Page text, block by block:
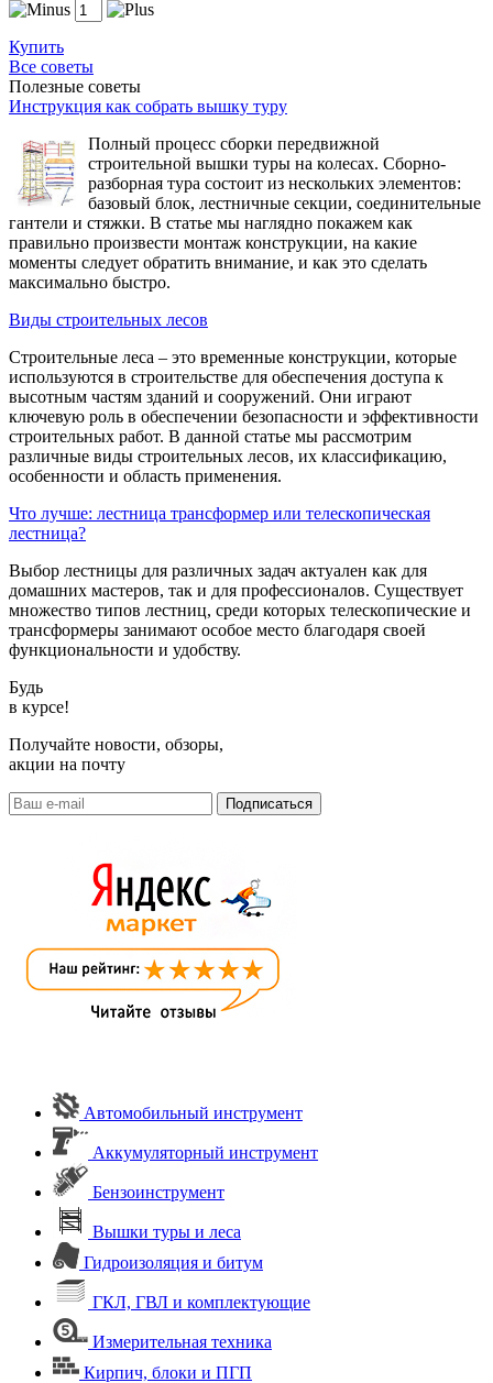
Купить
Все советы
Полезные советы
Инструкция как собрать вышку туру
Полный процесс сборки передвижной
строительной вышки туры на колесах. Сборно-
разборная тура состоит из нескольких элементов:
базовый блок, лестничные секции, соединительные
гантели и стяжки. В статье мы наглядно покажем как
правильно произвести монтаж конструкции, на какие
моменты следует обратить внимание, и как это сделать
максимально быстро.
Виды строительных лесов
Строительные леса – это временные конструкции, которые
используются в строительстве для обеспечения доступа к
высотным частям зданий и сооружений. Они играют
ключевую роль в обеспечении безопасности и эффективности
строительных работ. В данной статье мы рассмотрим
различные виды строительных лесов, их классификацию,
особенности и область применения.
Что лучше: лестница трансформер или телескопическая
лестница?
Выбор лестницы для различных задач актуален как для
домашних мастеров, так и для профессионалов. Существует
множество типов лестниц, среди которых телескопические и
трансформеры занимают особое место благодаря своей
функциональности и удобству.
Будь
в курсе!
Получайте новости, обзоры,
акции на почту
Автомобильный инструмент
Аккумуляторный инструмент
Бензоинструмент
Вышки туры и леса
Гидроизоляция и битум
ГКЛ, ГВЛ и комплектующие
Измерительная техника
Кирпич, блоки и ПГП